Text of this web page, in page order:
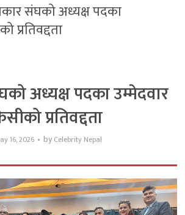
संघको अध्यक्ष पदका
प्रतिवद्दता
अध्यक्ष पदका उम्मेदवार
प्रतिवद्दता
16, 2026 by Celebrity Nepal